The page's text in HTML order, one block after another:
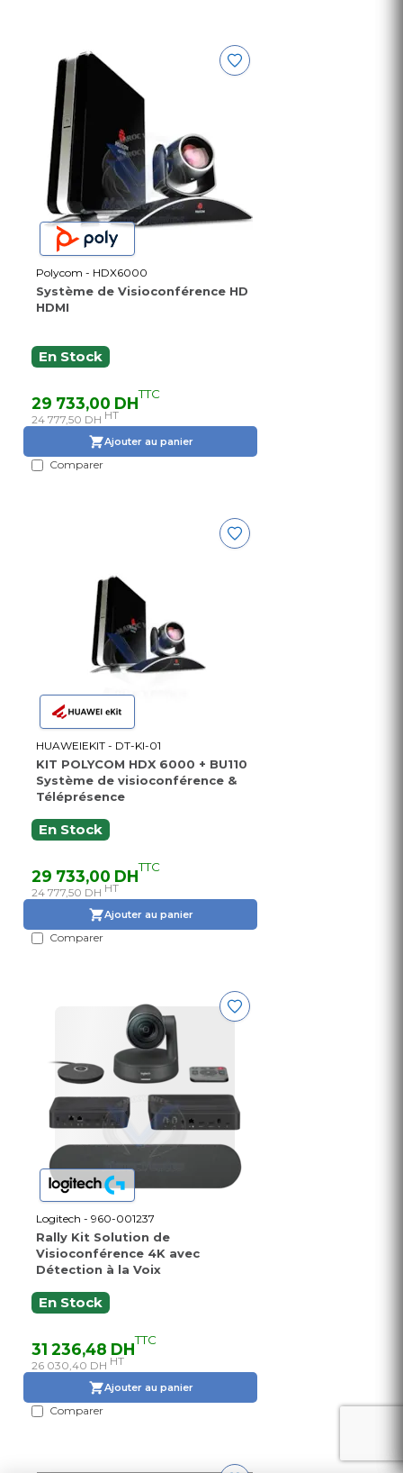
Polycom - HDX6000
Système de Visioconférence HD
HDMI
En Stock
29 733,00 DHTTC
24 777,50 DH HT
Ajouter au panier
Comparer
HUAWEIEKIT - DT-KI-01
KIT POLYCOM HDX 6000 + BU110
Système de visioconférence &
Téléprésence
En Stock
29 733,00 DHTTC
24 777,50 DH HT
Ajouter au panier
Comparer
Logitech - 960-001237
Rally Kit Solution de
Visioconférence 4K avec
Détection à la Voix
En Stock
31 236,48 DHTTC
26 030,40 DH HT
Ajouter au panier
Comparer